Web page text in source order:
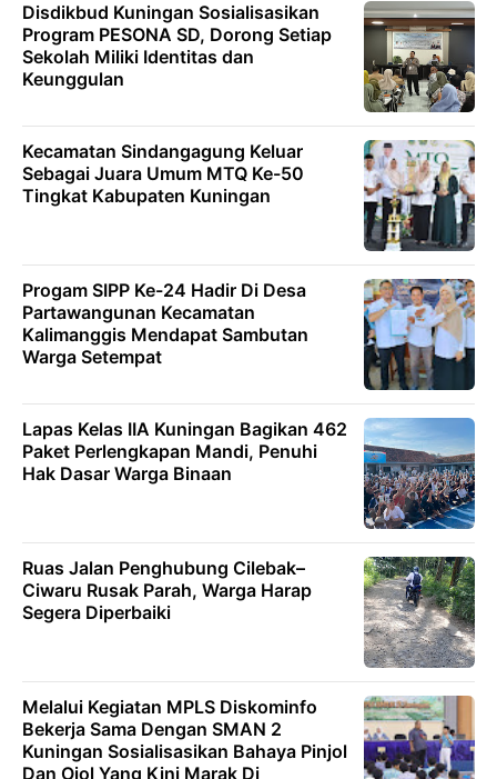
Disdikbud Kuningan Sosialisasikan
Program PESONA SD, Dorong Setiap
Sekolah Miliki Identitas dan
Keunggulan
Kecamatan Sindangagung Keluar
Sebagai Juara Umum MTQ Ke-50
Tingkat Kabupaten Kuningan
Progam SIPP Ke-24 Hadir Di Desa
Partawangunan Kecamatan
Kalimanggis Mendapat Sambutan
Warga Setempat
Lapas Kelas IIA Kuningan Bagikan 462
Paket Perlengkapan Mandi, Penuhi
Hak Dasar Warga Binaan
Ruas Jalan Penghubung Cilebak–
Ciwaru Rusak Parah, Warga Harap
Segera Diperbaiki
Melalui Kegiatan MPLS Diskominfo
Bekerja Sama Dengan SMAN 2
Kuningan Sosialisasikan Bahaya Pinjol
Dan Ojol Yang Kini Marak Di